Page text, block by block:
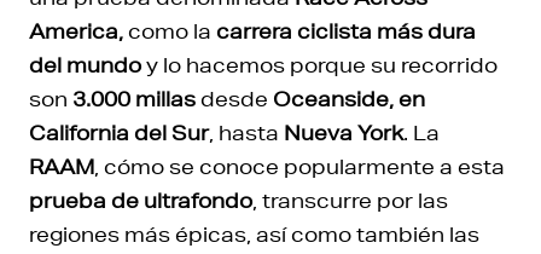
America,como la carrera ciclista más dura
del mundoy lo hacemos porque su recorrido
son 3.000 millasdesde Oceanside, en
California del Sur, hasta Nueva York. La
RAAM , cómo se conoce popularmente a esta
prueba de ultrafondo , transcurre por las
regiones más épicas, así como también las